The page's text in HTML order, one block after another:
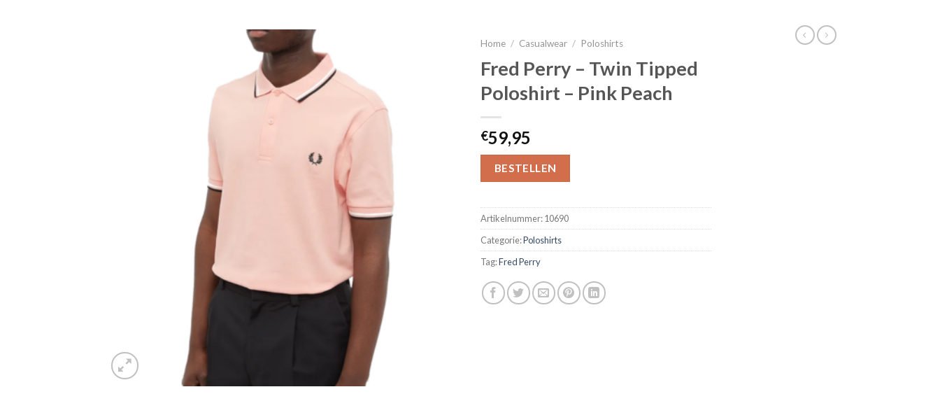
Home / Casualwear / Poloshirts
Fred Perry – Twin Tipped
Poloshirt – Pink Peach
€59,95
BESTELLEN
Artikelnummer:10690
Categorie:Poloshirts
Tag:Fred Perry